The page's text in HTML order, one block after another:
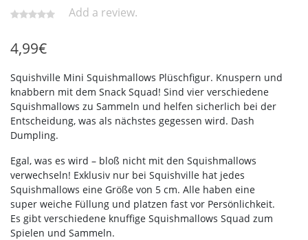
Add a review.
4,99€
Squishville Mini Squishmallows Plüschfigur. Knuspern und
knabbern mit dem Snack Squad! Sind vier verschiedene
Squishmallows zu Sammeln und helfen sicherlich bei der
Entscheidung, was als nächstes gegessen wird. Dash
Dumpling.
Egal, was es wird – bloß nicht mit den Squishmallows
verwechseln! Exklusiv nur bei Squishville hat jedes
Squishmallows eine Größe von 5 cm. Alle haben eine
super weiche Füllung und platzen fast vor Persönlichkeit.
Es gibt verschiedene knuffige Squishmallows Squad zum
Spielen und Sammeln.